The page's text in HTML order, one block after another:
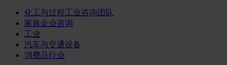
化工与过程工业咨询团队
家族企业咨询
工业
汽车与交通设备
消费品行业